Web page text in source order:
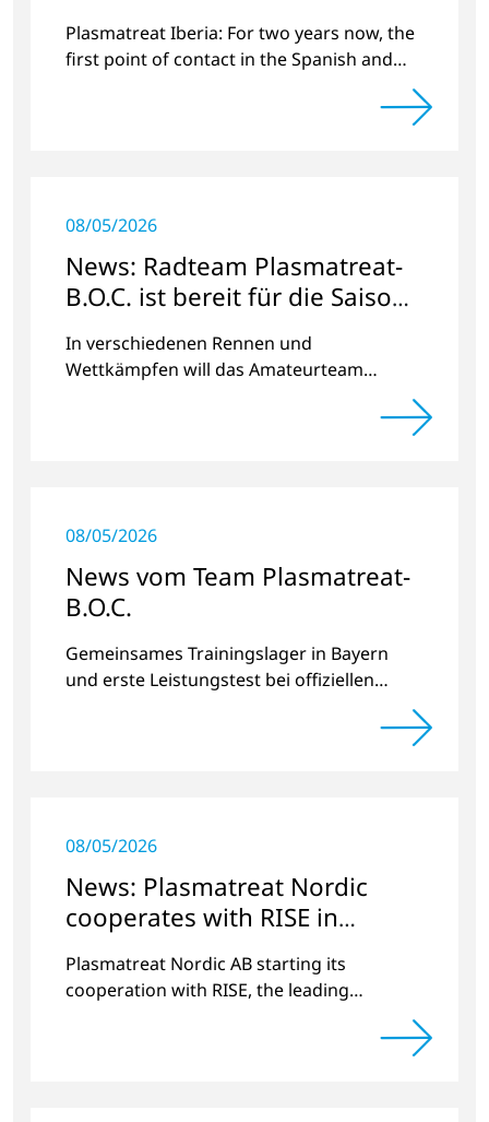
Plasmatreat Iberia: For two years now, the
first point of contact in the Spanish and
08/05/2026
News: Radteam Plasmatreat-
B.O.C. ist bereit für die Saison
In verschiedenen Rennen und
Wettkämpfen will das Amateurteam
Projekt „Der Weg nach Hause“ sammeln.
08/05/2026
News vom Team Plasmatreat-
B.O.C.
Gemeinsames Trainingslager in Bayern
und erste Leistungstest bei offiziellen
08/05/2026
News: Plasmatreat Nordic
cooperates with RISE in
Scandinavia
Plasmatreat Nordic AB starting its
cooperation with RISE, the leading